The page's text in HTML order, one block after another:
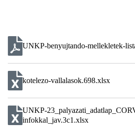
UNKP-benyujtando-mellekletek-
kotelezo-vallalasok.698.xlsx
UNKP-
infokkal_jav.3c1.xlsx